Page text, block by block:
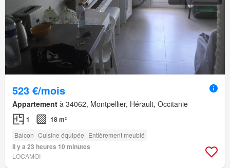
523 €/mois
Appartement à 34062, Montpellier, Hérault, Occitanie
1 18 m²
Balcon Cuisine équipée Entièrement meublé
Il y a 23 heures 10 minutes
LOCAMOI